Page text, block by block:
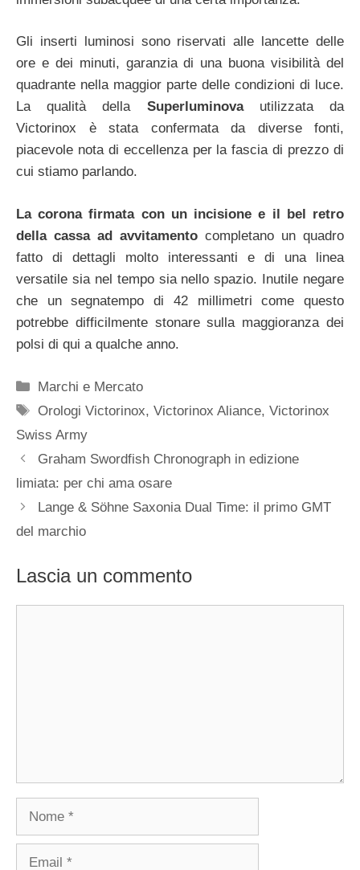
Gli inserti luminosi sono riservati alle lancette delle
ore e dei minuti, garanzia di una buona visibilità del
quadrante nella maggior parte delle condizioni di luce.
La qualità della Superluminova utilizzata da
Victorinox è stata confermata da diverse fonti,
piacevole nota di eccellenza per la fascia di prezzo di
cui stiamo parlando.
La corona firmata con un incisione e il bel retro
della cassa ad avvitamento completano un quadro
fatto di dettagli molto interessanti e di una linea
versatile sia nel tempo sia nello spazio. Inutile negare
che un segnatempo di 42 millimetri come questo
potrebbe difficilmente stonare sulla maggioranza dei
polsi di qui a qualche anno.
Categorie
Marchi e Mercato
Tag
Orologi Victorinox,Victorinox Aliance,Victorinox
Swiss Army
Navigazione
articolo
Graham Swordfish Chronograph in edizione
limiata: per chi ama osare
Lange & Söhne Saxonia Dual Time: il primo GMT
del marchio
Lascia un commento